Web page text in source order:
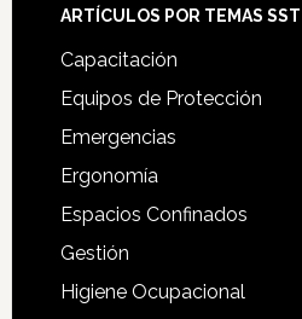
ARTÍCULOS POR TEMAS SST
Capacitación
Equipos de Protección
Emergencias
Ergonomía
Espacios Confinados
Gestión
Higiene Ocupacional